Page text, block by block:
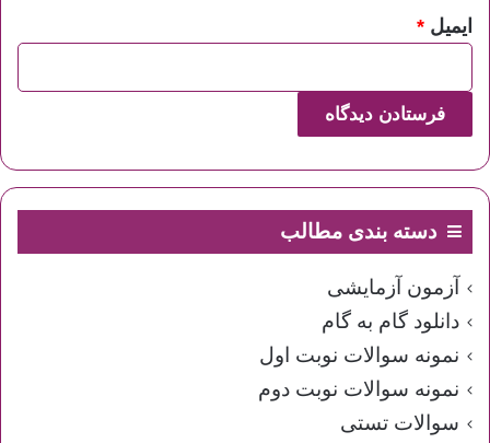
ایمیل *
دسته بندی مطالب
آزمون آزمایشی
دانلود گام به گام
نمونه سوالات نوبت اول
نمونه سوالات نوبت دوم
سوالات تستی